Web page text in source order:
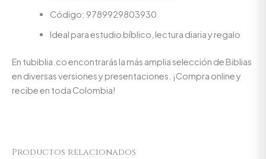
Código: 9789929803930
Ideal para estudio bíblico, lectura diaria y regalo
En tubiblia.co encontrarás la más amplia selección de Biblias
en diversas versiones y presentaciones. ¡Compra online y
recibe en toda Colombia!
Productos relacionados